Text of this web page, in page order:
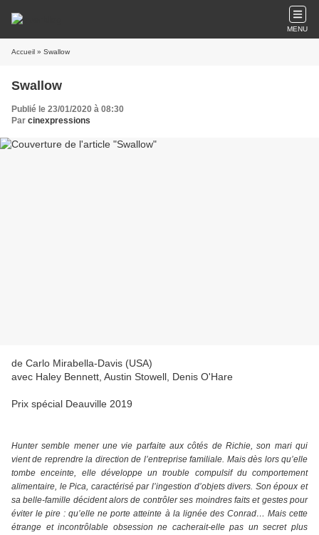
MENU
Accueil » Swallow
Swallow
Publié le 23/01/2020 à 08:30
Par cinexpressions
de Carlo Mirabella-Davis (USA)
avec Haley Bennett, Austin Stowell, Denis O'Hare
Prix spécial Deauville 2019
Hunter semble mener une vie parfaite aux côtés de Richie, son mari qui
vient de reprendre la direction de l’entreprise familiale. Mais dès lors qu’elle
tombeenceinte, elle développe un trouble compulsif du comportement
alimentaire, le Pica, caractérisé par l’ingestion d’objets divers. Son époux et
sa belle-famille décident alors de contrôler ses moindres faits et gestes pour
éviter le pire : qu’elle ne porte atteinte à la lignée des Conrad… Mais cette
étrange et incontrôlable obsession ne cacherait-elle pas un secret plus